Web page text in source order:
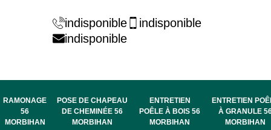
indisponible
indisponible
indisponible
RAMONAGE
56
MORBIHAN
POSE DE CHAPEAU
DE CHEMINÉE 56
MORBIHAN
ENTRETIEN
POÊLE À BOIS 56
MORBIHAN
ENTRETIEN
À GRANULE
MORBIHAN